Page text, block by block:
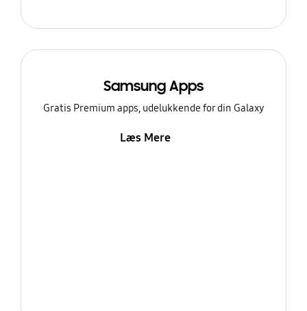
Samsung Apps
Gratis Premium apps, udelukkende for din Galaxy
Læs Mere